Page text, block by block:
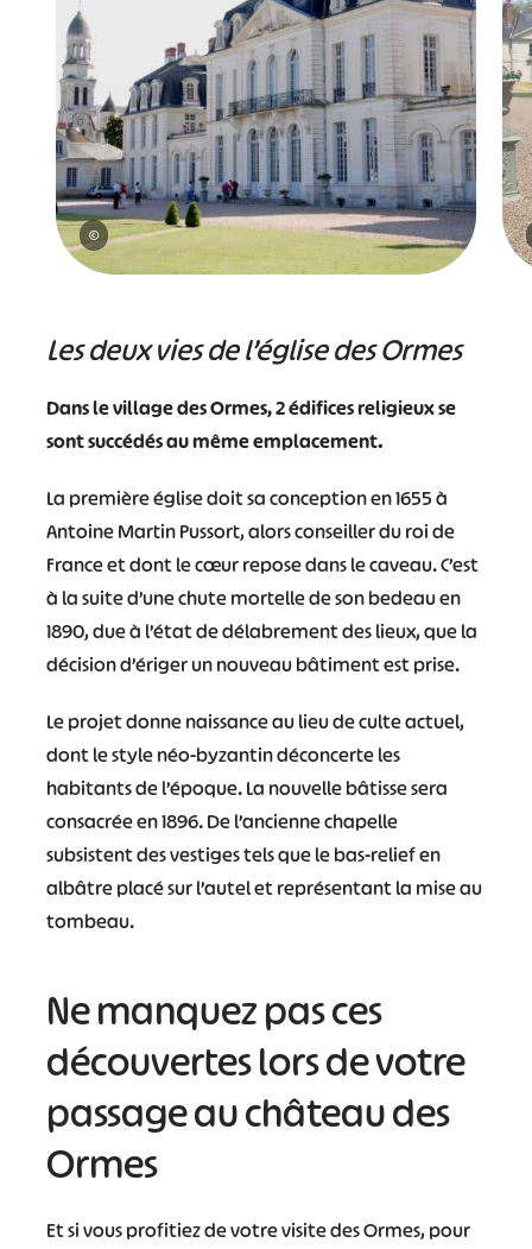
©
Les deux vies de l’église des Ormes
Dans le village des Ormes, 2 édifices religieux se
sont succédés au même emplacement.
La première église doit sa conception en 1655 à
Antoine Martin Pussort, alors conseiller du roi de
France et dont le cœur repose dans le caveau. C’est
à la suite d’une chute mortelle de son bedeau en
1890, due à l’état de délabrement des lieux, que la
décision d’ériger un nouveau bâtiment est prise.
Le projet donne naissance au lieu de culte actuel,
dont le style néo-byzantin déconcerte les
habitants de l’époque. La nouvelle bâtisse sera
consacrée en 1896. De l’ancienne chapelle
subsistent des vestiges tels que le bas-relief en
albâtre placé sur l’autel et représentant la mise au
tombeau.
Ne manquez pas ces
découvertes lors de votre
passage au château des
Ormes
Et si vous profitiez de votre visite des Ormes, pour
# # #
#
#
#